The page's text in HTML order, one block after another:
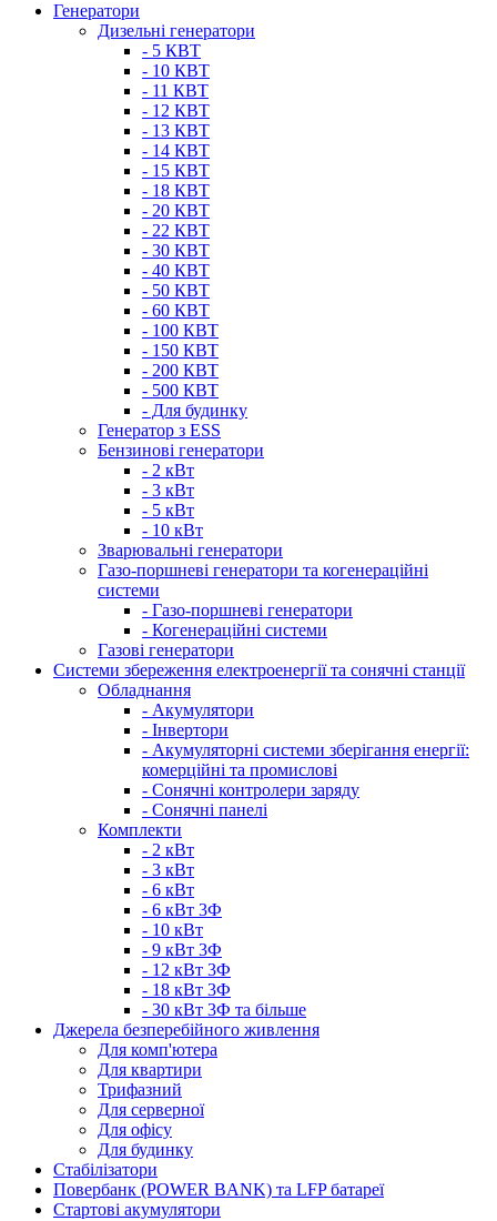
Генератори
Дизельні генератори
- 5 КВТ
- 10 КВТ
- 11 КВТ
- 12 КВТ
- 13 КВТ
- 14 КВТ
- 15 КВТ
- 18 КВТ
- 20 КВТ
- 22 КВТ
- 30 КВТ
- 40 КВТ
- 50 КВТ
- 60 КВТ
- 100 КВТ
- 150 КВТ
- 200 КВТ
- 500 КВТ
- Для будинку
Генератор з ESS
Бензинові генератори
- 2 кВт
- 3 кВт
- 5 кВт
- 10 кВт
Зварювальні генератори
Газо-поршневі генератори та когенераційні
системи
- Газо-поршневі генератори
- Когенераційні системи
Газові генератори
Системи збереження електроенергії та сонячні станції
Обладнання
- Акумулятори
- Інвертори
- Акумуляторні системи зберігання енергії:
комерційні та промислові
- Сонячні контролери заряду
- Сонячні панелі
Комплекти
- 2 кВт
- 3 кВт
- 6 кВт
- 6 кВт 3Ф
- 10 кВт
- 9 кВт 3Ф
- 12 кВт 3Ф
- 18 кВт 3Ф
- 30 кВт 3Ф та більше
Джерела безперебійного живлення
Для комп'ютера
Для квартири
Трифазний
Для серверної
Для офісу
Для будинку
Стабілізатори
Повербанк (POWER BANK) та LFP батареї
Стартові акумулятори